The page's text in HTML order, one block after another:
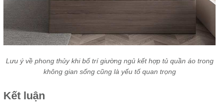
Lưu ý về phong thủy khi bố trí giường ngủ kết hợp tủ quần áo trong
không gian sống cũng là yếu tố quan trọng
Kết luận